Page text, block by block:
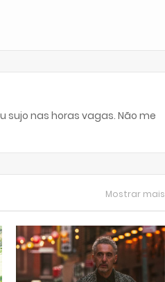
sujo nas horas vagas. Não me
Mostrar mais